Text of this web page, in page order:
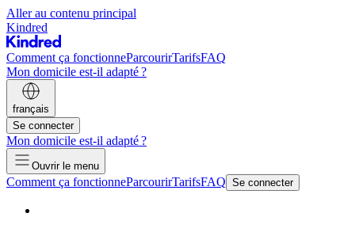
Aller au contenu principal
Kindred
Comment ça fonctionneParcourirTarifsFAQ
Mon domicile est-il adapté ?
français
Se connecter
Mon domicile est-il adapté ?
Ouvrir le menu
Comment ça fonctionneParcourirTarifsFAQ Se connecter